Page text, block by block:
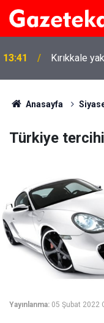
13:41 Kırıkkale
Anasayfa
Türkiye
Yayınlanma: 05 Şubat 2022